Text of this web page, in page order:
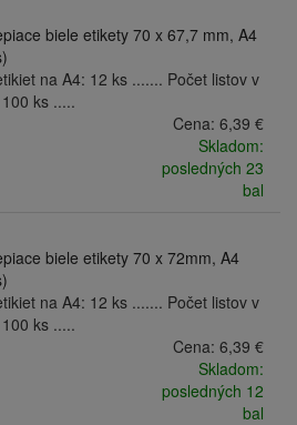
biele etikety 70 x 67,7 mm, A4
na A4: 12 ks ....... Počet listov v
ks .....
Cena: 6,39 €
Skladom:
posledných 23
bal
biele etikety 70 x 72mm, A4
na A4: 12 ks ....... Počet listov v
ks .....
Cena: 6,39 €
Skladom:
posledných 12
bal